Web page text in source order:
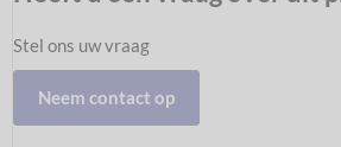
Stel ons uw vraag
Neem contact op